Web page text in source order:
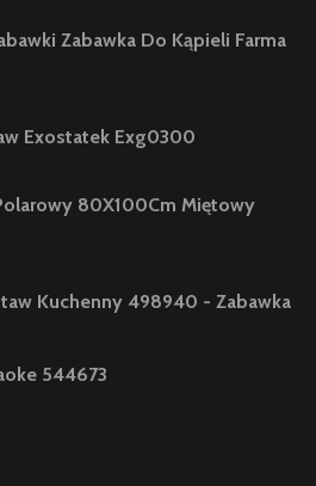
Zabawka Do Kąpieli Farma
Exostatek Exg0300
80X100Cm Miętowy
Kuchenny 498940 - Zabawka
544673